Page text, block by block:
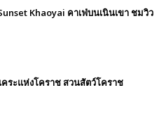
Khaoyai คาเฟ่บนเนินเขา ชมวิว
ระแห่งโคราช สวนสัตว์โคราช